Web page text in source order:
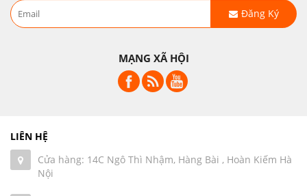
Đăng Ký
MẠNG XÃ HỘI
LIÊN HỆ
Cửa hàng: 14C Ngô Thì Nhậm, Hàng Bài , Hoàn Kiếm Hà
Nội